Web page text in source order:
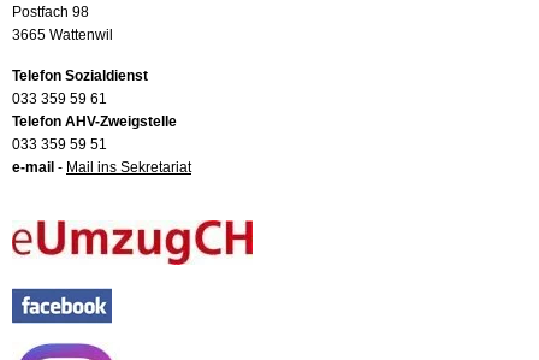
Postfach 98
3665 Wattenwil
Telefon Sozialdienst
033 359 59 61
Telefon AHV-Zweigstelle
033 359 59 51
e-mail - Mail ins Sekretariat